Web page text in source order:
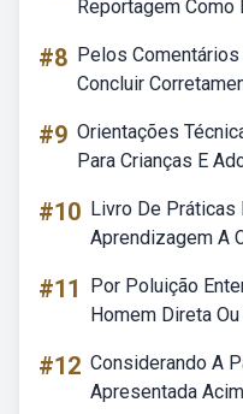
Reportagem Como
#8 Pelos
Concluir
#9 Orientações
Para Crianças E
#10 Livro De Práticas
Aprendizagem A
#11
Por Poluição
Homem Direta
#12 Considerando A
Apresentada